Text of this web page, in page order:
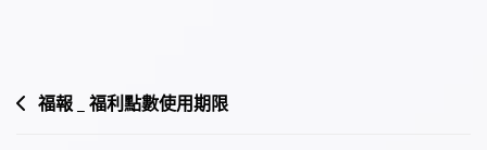
文福報 _ 福利點數使用期限